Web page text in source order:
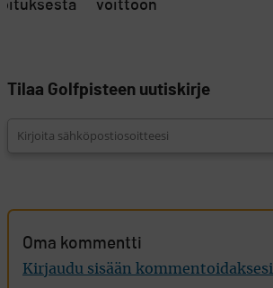
voittoon
Tilaa Golfpisteen uutiskirje
Oma kommentti
Kirjaudu sisään kommentoidaksesi